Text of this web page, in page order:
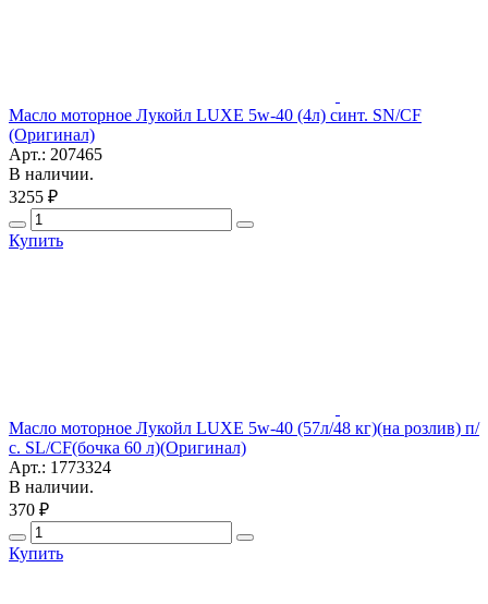
Масло моторное Лукойл LUXE 5w-40 (4л) синт. SN/CF
(Оригинал)
Арт.: 207465
В наличии.
3255 ₽
Купить
Масло моторное Лукойл LUXE 5w-40 (57л/48 кг)(на розлив) п/
с. SL/CF(бочка 60 л)(Оригинал)
Арт.: 1773324
В наличии.
370 ₽
Купить